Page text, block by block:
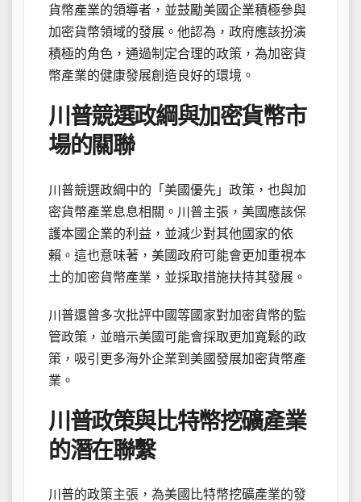
貨幣產業的領導者，並鼓勵美國企業積極參與
加密貨幣領域的發展。他認為，政府應該扮演
積極的角色，通過制定合理的政策，為加密貨
幣產業的健康發展創造良好的環境。
川普競選政綱與加密貨幣市
場的關聯
川普競選政綱中的「美國優先」政策，也與加
密貨幣產業息息相關。川普主張，美國應該保
護本國企業的利益，並減少對其他國家的依
賴。這也意味著，美國政府可能會更加重視本
土的加密貨幣產業，並採取措施扶持其發展。
川普還曾多次批評中國等國家對加密貨幣的監
管政策，並暗示美國可能會採取更加寬鬆的政
策，吸引更多海外企業到美國發展加密貨幣產
業。
川普政策與比特幣挖礦產業
的潛在聯繫
川普的政策主張，為美國比特幣挖礦產業的發